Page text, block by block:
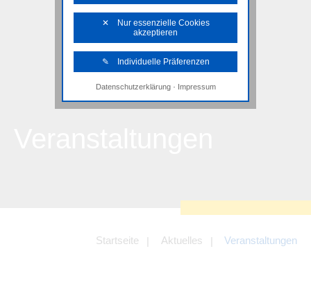
Startseite Aktuelles Veranstaltungen
✕ Nur essenzielle Cookies
akzeptieren
✎ Individuelle Präferenzen
Notwendige Cookies
Diese Cookies sind erforderlich, um die
Angebotes einschließlich der
Angeboten von z.B. Facebook und
LinkedIn.
Datenschutzerklärung· Impressum